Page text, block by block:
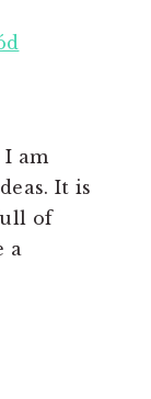
I am
It is
of
a